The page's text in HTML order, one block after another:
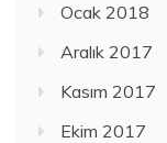
Ocak 2018
Aralık 2017
Kasım 2017
Ekim 2017